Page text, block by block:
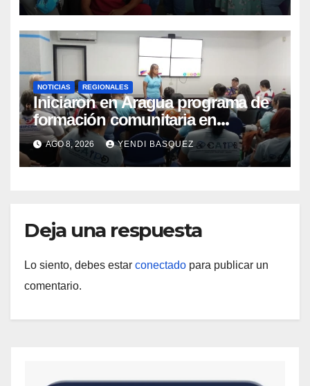
NOTICIAS REGIONALES
Iniciaron en Aragua programa de
formación comunitaria en
atención a personas con
discapacidad
AGO 8, 2026 YENDI BASQUEZ
Deja una respuesta
Lo siento, debes estar conectado para publicar un
comentario.